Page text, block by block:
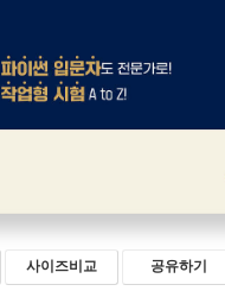
사이즈비교 공유하기